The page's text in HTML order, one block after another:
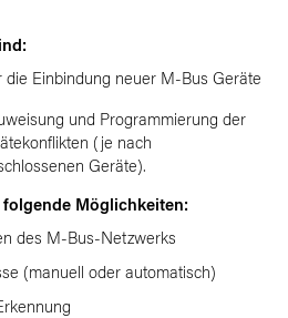
die Einbindung neuer M-Bus Geräte
und Programmierung der
(je nach
Geräte).
Möglichkeiten:
des M-Bus-Netzwerks
(manuell oder automatisch)